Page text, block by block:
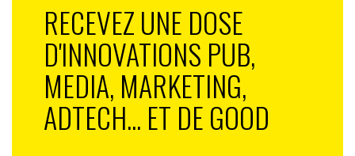
RECEVEZ UNE DOSE
D'INNOVATIONS PUB,
MEDIA, MARKETING,
ADTECH... ET DE GOOD